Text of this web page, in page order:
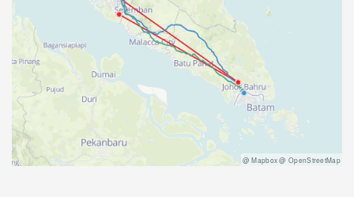
@ Mapbox @ OpenStreetMap